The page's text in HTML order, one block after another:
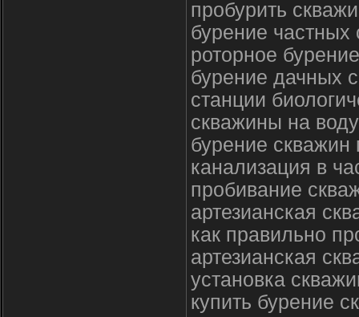
пробурить
бурение частных
роторное
бурение дачных
станции
скважины на
бурение
канализация в
пробивание
артезианская
как правильно
артезианская
установка
купить бурение